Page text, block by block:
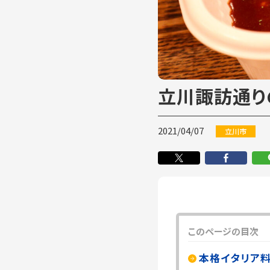
立川諏訪通り
2021/04/07 立川市
このページの目次
本格イタリア